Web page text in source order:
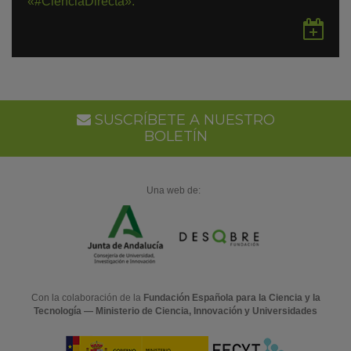
en
SUSCRÍBETE A NUESTRO
BOLETÍN
Una web de:
Con la colaboración de la Fundación Española para la Ciencia y la
Tecnología — Ministerio de Ciencia, Innovación y Universidades